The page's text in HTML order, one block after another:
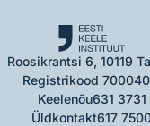
Roosikrantsi 6, 10119
Registrikood
Keelenõu631 3731
Üldkontakt617